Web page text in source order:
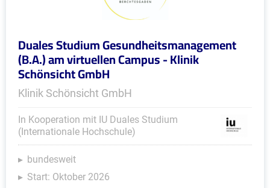
Duales Studium Gesundheitsmanagement
(B.A.) am virtuellen Campus - Klinik
Schönsicht GmbH
Klinik Schönsicht GmbH
In Kooperation mit IU Duales Studium
(Internationale Hochschule)
bundesweit
Start: Oktober 2026